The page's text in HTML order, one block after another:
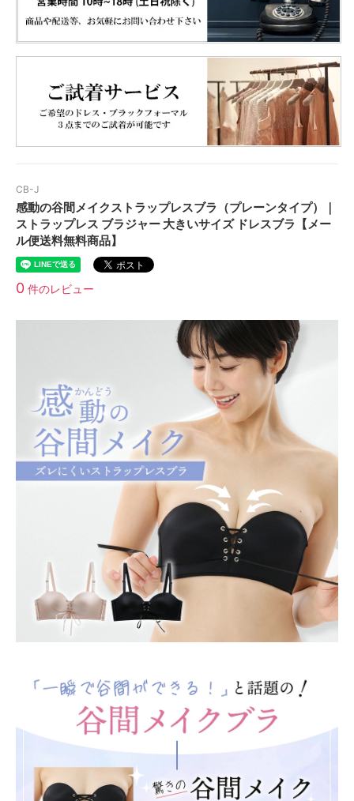
CB-J
感動の谷間メイクストラップレスブラ（プレーンタイプ）｜
ストラップレス ブラジャー 大きいサイズ ドレスブラ【メー
ル便送料無料商品】
0 件のレビュー